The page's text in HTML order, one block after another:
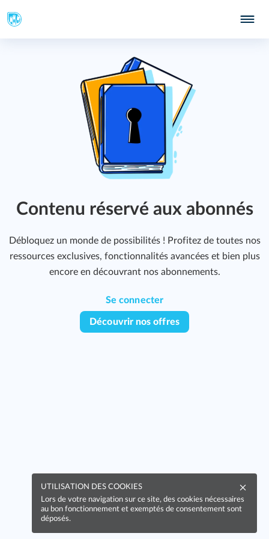
Contenu réservé aux abonnés
Débloquez un monde de possibilités ! Profitez de toutes nos
ressources exclusives, fonctionnalités avancées et bien plus
encore en découvrant nos abonnements.
Se connecter
Découvrir nos offres
UTILISATION DES COOKIES
Lors de votre navigation sur ce site, des cookies nécessaires
au bon fonctionnement et exemptés de consentement sont
déposés.